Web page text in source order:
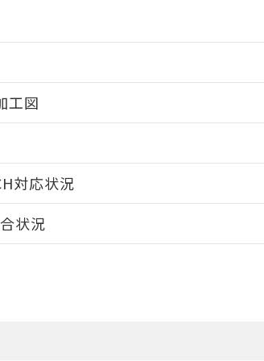
工図
対応状況
事項・凡例
状況